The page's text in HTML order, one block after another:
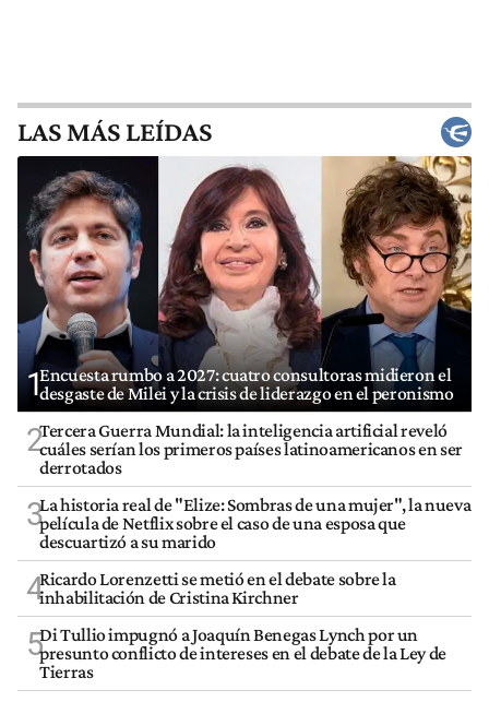
LAS MÁS LEÍDAS
1Encuesta rumbo a 2027: cuatro consultoras midieron el
desgaste de Milei y la crisis de liderazgo en el peronismo
2Tercera Guerra Mundial: la inteligencia artificial reveló
cuáles serían los primeros países latinoamericanos en ser
derrotados
3La historia real de "Elize: Sombras de una mujer", la nueva
película de Netflix sobre el caso de una esposa que
descuartizó a su marido
4Ricardo Lorenzetti se metió en el debate sobre la
inhabilitación de Cristina Kirchner
5Di Tullio impugnó a Joaquín Benegas Lynch por un
presunto conflicto de intereses en el debate de la Ley de
Tierras